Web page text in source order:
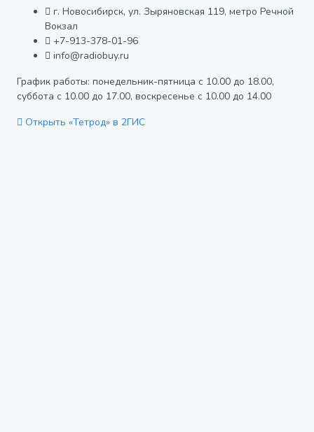
г. Новосибирск, ул. Зыряновская 119, метро Речной
Вокзал
+7-913-378-01-96
info@radiobuy.ru
График работы: понедельник-пятница с 10.00 до 18.00,
суббота с 10.00 до 17.00, воскресенье с 10.00 до 14.00
Открыть «Тетрод» в 2ГИС